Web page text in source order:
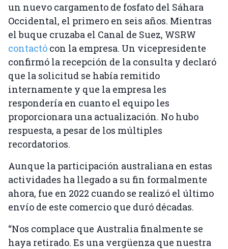
un nuevo cargamento de fosfato del Sáhara
Occidental, el primero en seis años. Mientras
el buque cruzaba el Canal de Suez, WSRW
contactó con la empresa. Un vicepresidente
confirmó la recepción de la consulta y declaró
que la solicitud se había remitido
internamente y que la empresa les
respondería en cuanto el equipo les
proporcionara una actualización. No hubo
respuesta, a pesar de los múltiples
recordatorios.
Aunque la participación australiana en estas
actividades ha llegado a su fin formalmente
ahora, fue en 2022 cuando se realizó el último
envío de este comercio que duró décadas.
“Nos complace que Australia finalmente se
haya retirado. Es una vergüenza que nuestra